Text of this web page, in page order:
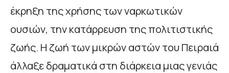
έκρηξη της χρήσης των ναρκωτικών
ουσιών, την κατάρρευση της πολιτιστικής
ζωής. Η ζωή των µικρών αστών του Πειραιά
άλλαξε δραµατικά στη διάρκεια µιας γενιάς